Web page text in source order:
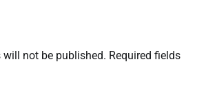
will not be published. Required fields